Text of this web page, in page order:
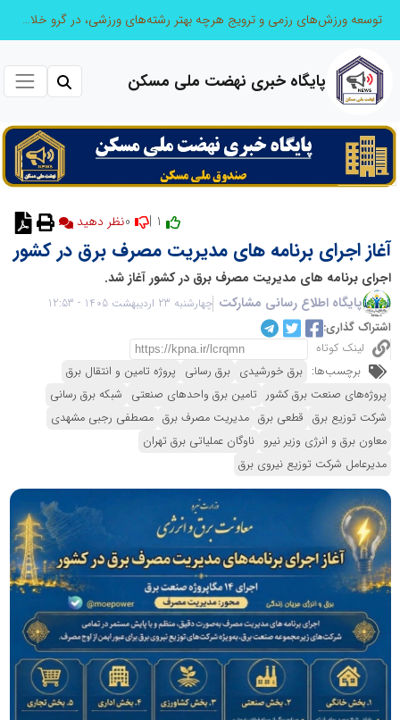
توسعه ورزش‌های رزمی و ترویج هرچه بهتر رشته‌های ورزشی، در گرو خلاقیت و نوآوری است
پایگاه خبری نهضت ملی مسکن
نظر دهید
آغاز اجرای برنامه های مدیریت مصرف برق در کشور
اجرای برنامه های مدیریت مصرف برق در کشور آغاز شد.
پایگاه اطلاع رسانی مشارکت چهارشنبه 23 اردیبهشت 1405 - 12:53
اشتراک گذاری:
لینک کوتاه
برچسب‌ها: برق خورشیدی برق رسانی پروژه تامین و انتقال برق
پروژه‌های صنعت برق کشور تامین برق واحدهای صنعتی شبکه برق رسانی
شرکت توزیع برق قطعی برق مدیریت مصرف برق مصطفی رجبی مشهدی
معاون برق و انرژی وزیر نیرو ناوگان عملیاتی برق تهران
مدیرعامل شرکت توزیع نیروی برق